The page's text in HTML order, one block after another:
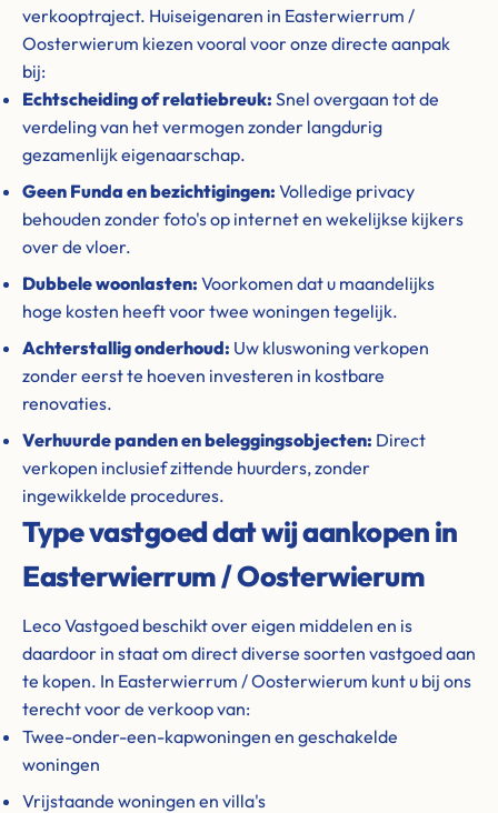
verkooptraject. Huiseigenaren in Easterwierrum /
Oosterwierum kiezen vooral voor onze directe aanpak
bij:
Echtscheiding of relatiebreuk: Snel overgaan tot de
verdeling van het vermogen zonder langdurig
gezamenlijk eigenaarschap.
Geen Funda en bezichtigingen: Volledige privacy
behouden zonder foto's op internet en wekelijkse kijkers
over de vloer.
Dubbele woonlasten: Voorkomen dat u maandelijks
hoge kosten heeft voor twee woningen tegelijk.
Achterstallig onderhoud: Uw kluswoning verkopen
zonder eerst te hoeven investeren in kostbare
renovaties.
Verhuurde panden en beleggingsobjecten: Direct
verkopen inclusief zittende huurders, zonder
ingewikkelde procedures.
Type vastgoed dat wij aankopen in
Easterwierrum / Oosterwierum
Leco Vastgoed beschikt over eigen middelen en is
daardoor in staat om direct diverse soorten vastgoed aan
te kopen. In Easterwierrum / Oosterwierum kunt u bij ons
terecht voor de verkoop van:
Twee-onder-een-kapwoningen en geschakelde
woningen
Vrijstaande woningen en villa's